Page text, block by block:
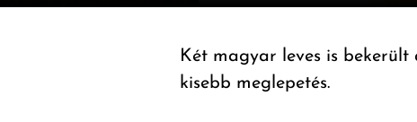
Két magyar leves is
kisebb meglepetés.